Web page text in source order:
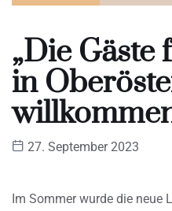
„Die Gäste
in
27. September 2023
Im Sommer wurde die neue